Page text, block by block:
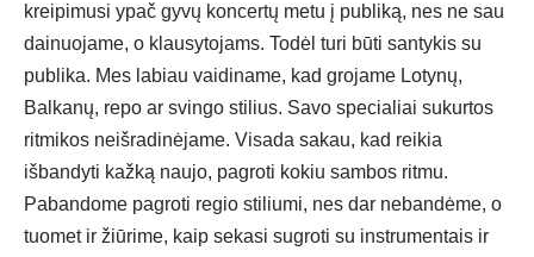
kreipimusi ypač gyvų koncertų metu į publiką, nes ne sau
dainuojame, o klausytojams. Todėl turi būti santykis su
publika. Mes labiau vaidiname, kad grojame Lotynų,
Balkanų, repo ar svingo stilius. Savo specialiai sukurtos
ritmikos neišradinėjame. Visada sakau, kad reikia
išbandyti kažką naujo, pagroti kokiu sambos ritmu.
Pabandome pagroti regio stiliumi, nes dar nebandėme, o
tuomet ir žiūrime, kaip sekasi sugroti su instrumentais ir